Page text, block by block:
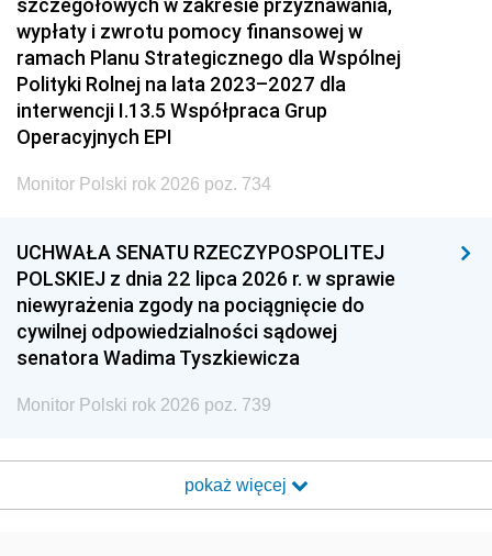
wypłaty i zwrotu pomocy finansowej w
ramach Planu Strategicznego dla Wspólnej
Polityki Rolnej na lata 2023–2027 dla
interwencji I.13.5 Współpraca Grup
Operacyjnych EPI
Monitor Polski rok 2026 poz. 734
UCHWAŁA SENATU RZECZYPOSPOLITEJ
POLSKIEJ z dnia 22 lipca 2026 r. w sprawie
niewyrażenia zgody na pociągnięcie do
cywilnej odpowiedzialności sądowej
senatora Wadima Tyszkiewicza
Monitor Polski rok 2026 poz. 739
pokaż więcej